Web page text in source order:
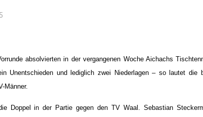
absolvierten in der vergangenen Woche Aichachs
Unentschieden und lediglich zwei Niederlagen – so lautet
Männer.
Doppel in der Partie gegen den TV Waal. Sebastian